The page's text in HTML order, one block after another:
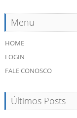
Menu
HOME
LOGIN
FALE CONOSCO
Últimos Posts